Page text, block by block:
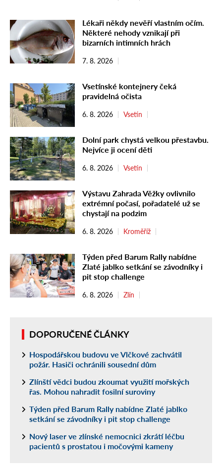
Lékaři někdy nevěří vlastním očím.
Některé nehody vznikají při
bizarních intimních hrách
7. 8. 2026
Vsetínské kontejnery čeká
pravidelná očista
6. 8. 2026 Vsetín
Dolní park chystá velkou přestavbu.
Nejvíce ji ocení děti
6. 8. 2026 Vsetín
Výstavu Zahrada Věžky ovlivnilo
extrémní počasí, pořadatelé už se
chystají na podzim
6. 8. 2026 Kroměříž
Týden před Barum Rally nabídne
Zlaté jablko setkání se závodníky i
pit stop challenge
6. 8. 2026 Zlín
DOPORUČENÉ ČLÁNKY
Hospodářskou budovu ve Vlčkové zachvátil
požár. Hasiči ochránili sousední dům
Zlínští vědci budou zkoumat využití mořských
řas. Mohou nahradit fosilní suroviny
Týden před Barum Rally nabídne Zlaté jablko
setkání se závodníky i pit stop challenge
Nový laser ve zlínské nemocnici zkrátí léčbu
pacientů s prostatou i močovými kameny